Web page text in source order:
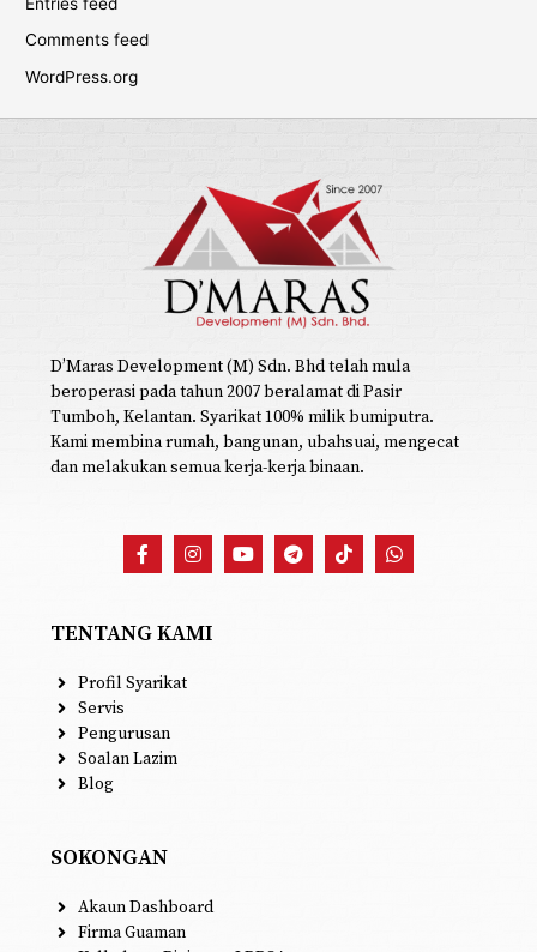
Log in
Entries feed
D’Maras Development (M) Sdn. Bhd telah mula
Kami membina rumah, bangunan, ubahsuai, mengecat
dan melakukan semua kerja-kerja binaan.
TENTANG KAMI
Profil Syarikat
Soalan Lazim
Blog